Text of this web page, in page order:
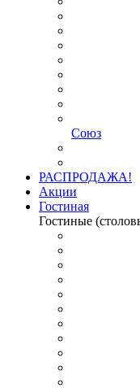
Союз
РАСПРОДАЖА!
Акции
Гостиная
Гостиные